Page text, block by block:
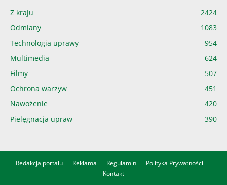
Z kraju
2424
Odmiany
1083
Technologia uprawy
954
Multimedia
624
Filmy
507
Ochrona warzyw
451
Nawożenie
420
Pielęgnacja upraw
390
Redakcja portalu Reklama Regulamin
Polityka Prywatności
Kontakt